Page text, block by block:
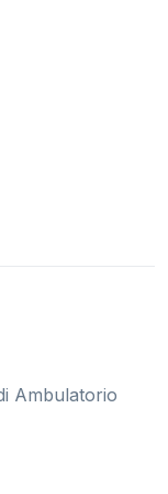
Ambulatorio